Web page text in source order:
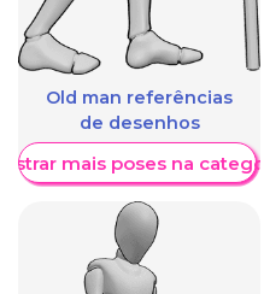
Old man referências
de desenhos
mais poses na